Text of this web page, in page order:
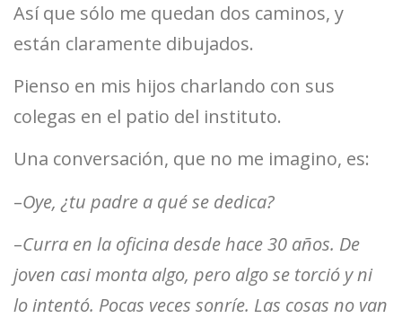
Así que sólo me quedan dos caminos, y
están claramente dibujados.
Pienso en mis hijos charlando con sus
colegas en el patio del instituto.
Una conversación, que no me imagino, es:
–Oye, ¿tu padre a qué se dedica?
–Curra en la oficina desde hace 30 años. De
joven casi monta algo, pero algo se torció y ni
lo intentó. Pocas veces sonríe. Las cosas no van